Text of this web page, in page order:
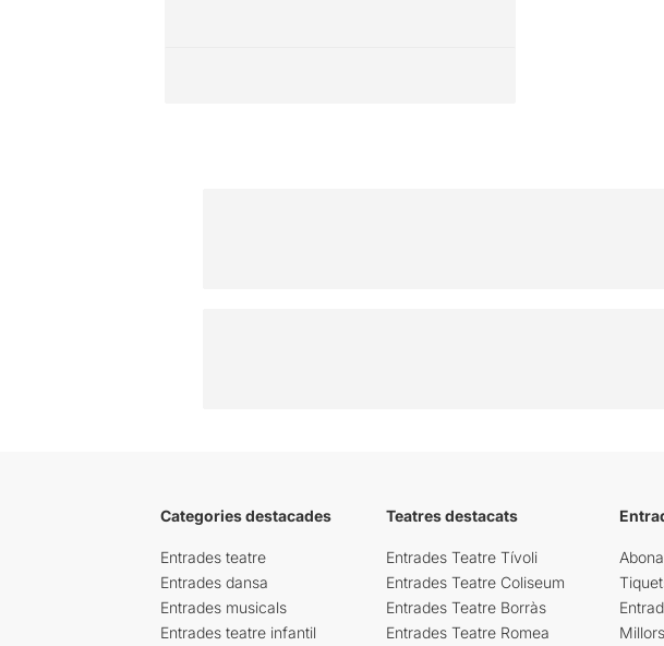
Categories destacades
Entrades teatre
Entrades dansa
Entrades musicals
Entrades teatre infantil
Teatres destacats
Entrades Teatre Tívoli
Entrades Teatre Coliseum
Entrades Teatre Borràs
Entrades Teatre Romea